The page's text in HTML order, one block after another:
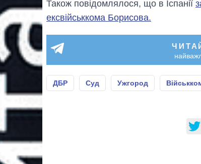
Також повідомлялося, що в Іспанії
ексвійськкома Борисова.
ДБР Суд Ужгород